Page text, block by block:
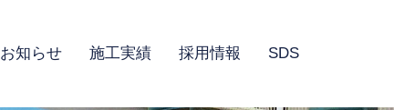
お知らせ 施工実績 採用情報 SDS